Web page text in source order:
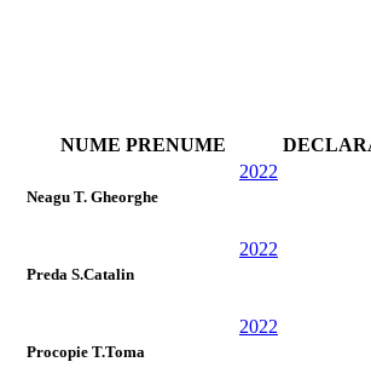
NUME PRENUME
Neagu T. Gheorghe
2022
Preda S.Catalin
2022
Procopie T.Toma
2022